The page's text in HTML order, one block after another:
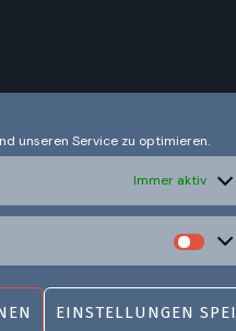
unseren Service zu optimieren.
Immer aktiv
EINSTELLUNGEN
Ich